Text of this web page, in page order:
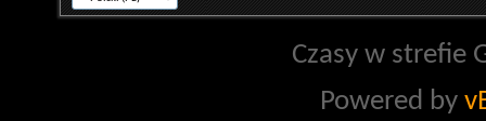
Czasy w strefie
Powered by